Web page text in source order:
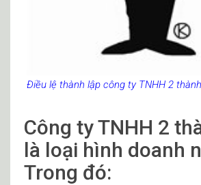
Điều lệ thành lập công ty TNHH 2
Công ty TNHH 2
là loại hình doanh
Trong đó: